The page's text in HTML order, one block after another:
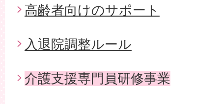
高齢者向けのサポート
入退院調整ルール
介護支援専門員研修事業